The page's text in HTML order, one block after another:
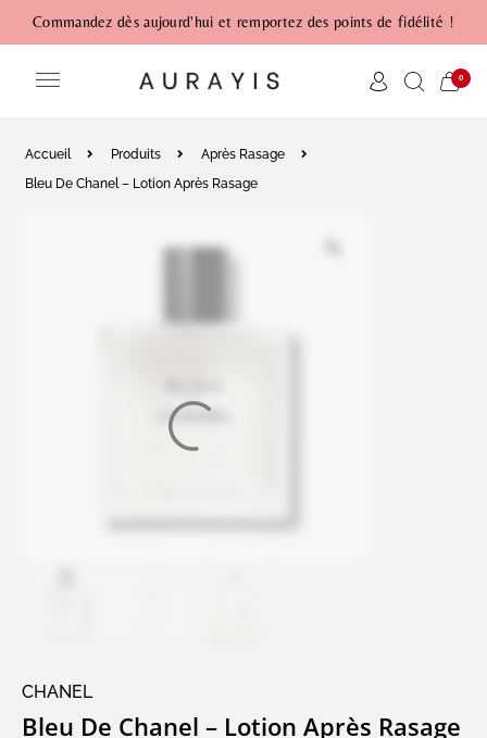
Commandez dès aujourd'hui et remportez des points de fidélité !
0
Accueil Produits
Après Rasage
Bleu De Chanel – Lotion Après Rasage
CHANEL
Bleu De Chanel – Lotion Après Rasage